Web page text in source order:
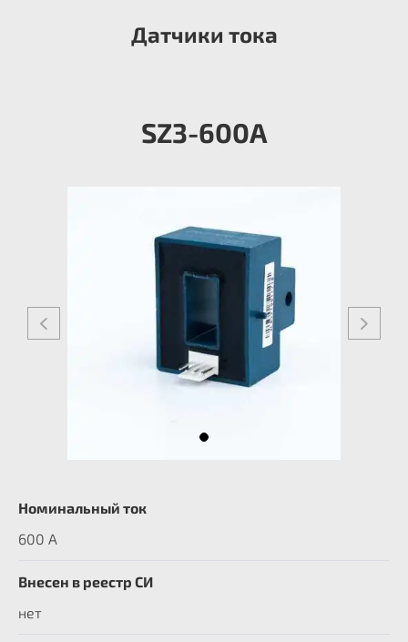
Датчики тока
SZ3-600А
Номинальный ток
600 А
Внесен в реестр СИ
нет